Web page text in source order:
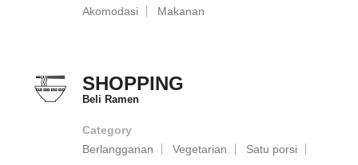
Akomodasi
Makanan
SHOPPING
Beli Ramen
Category
Berlangganan
Vegetarian Satu porsi